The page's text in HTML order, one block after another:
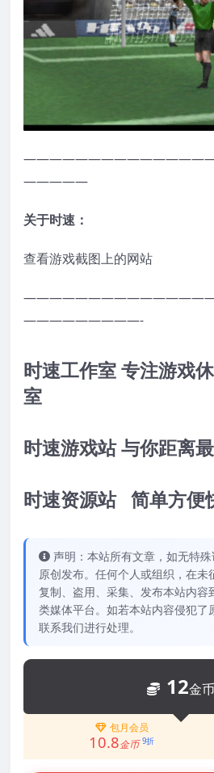
—————
关于时速：
查看游戏截图上的网站
—————————-
时速工作室 专注游戏
室
时速游戏站 与你距离
时速资源站 简单方便
声明：本站所有文章，如无特
原创发布。任何个人或组织，在未
复制、盗用、采集、发布本站内容
类媒体平台。如若本站内容侵犯了
联系我们进行处理。
12金币
包月会员
10.8金币 9折